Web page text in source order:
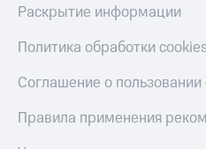
Раскрытие информации
Политика обработки
Соглашение о пользовании
Правила применения